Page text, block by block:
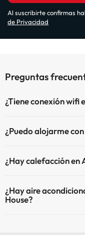
Al suscribirte confirmas
de Privacidad
Preguntas
¿Tiene conexión wifi
¿Puedo alojarme
¿Hay calefacción en
¿Hay aire
House?